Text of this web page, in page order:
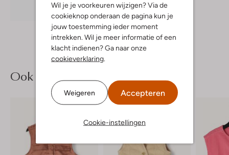
Wil je je voorkeuren wijzigen? Via de
cookieknop onderaan de pagina kun je
jouw toestemming ieder moment
intrekken. Wil je meer informatie of een
klacht indienen? Ga naar onze
cookieverklaring.
Weigeren Accepteren
Cookie-instellingen
Ontdek de look
Ook iets voor jou?